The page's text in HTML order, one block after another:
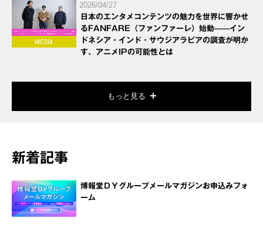
2026/04/27
日本のエンタメコンテンツの魅力を世界に響かせ
るFANFARE（ファンファーレ）始動——イン
ドネシア・インド・サウジアラビアの調査が明か
す、アニメIPの可能性とは
もっと見る
新着記事
博報堂ＤＹグループメールマガジンお申込みフォ
ーム